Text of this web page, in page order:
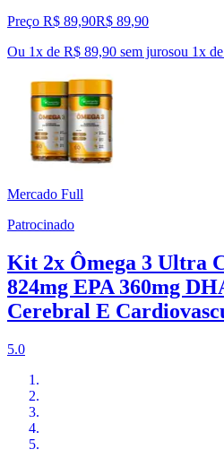
Preço R$ 89,90R$ 89,90
Ou 1x de R$ 89,90 sem jurosou 1x de
Mercado Full
Patrocinado
Kit 2x Ômega 3 Ultra
824mg EPA 360mg
Cerebral E
5.0